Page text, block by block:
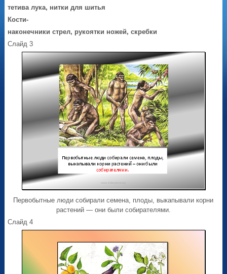
тетива лука, нитки для шитья
Кости-
наконечники стрел, рукоятки ножей, скребки
Слайд 3
Первобытные люди собирали семена, плоды, выкапывали корни
растений — они были собирателями.
Слайд 4